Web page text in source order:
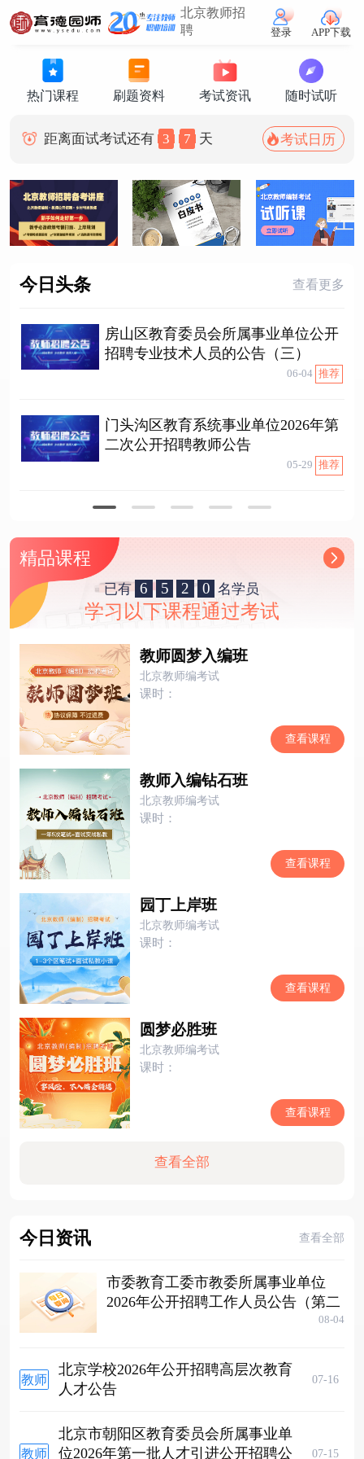
北京教师招
聘
登录 APP下载
热门课程 刷题资料 考试资讯 随时试听
距离面试考试还有 3 7 天 考试日历
今日头条 查看更多
房山区教育委员会所属事业单位公开
招聘专业技术人员的公告（三）
06-04 推荐
门头沟区教育系统事业单位2026年第
二次公开招聘教师公告
05-29 推荐
精品课程
已有 6 5 2 0 名学员
学习以下课程通过考试
教师圆梦入编班
北京教师编考试
课时：
查看课程
教师入编钻石班
北京教师编考试
课时：
查看课程
园丁上岸班
北京教师编考试
课时：
查看课程
圆梦必胜班
北京教师编考试
课时：
查看课程
查看全部
今日资讯 查看全部
市委教育工委市教委所属事业单位
2026年公开招聘工作人员公告（第二
08-04
教师
北京学校2026年公开招聘高层次教育
人才公告
07-16
教师
北京市朝阳区教育委员会所属事业单
位2026年第一批人才引进公开招聘公
07-15